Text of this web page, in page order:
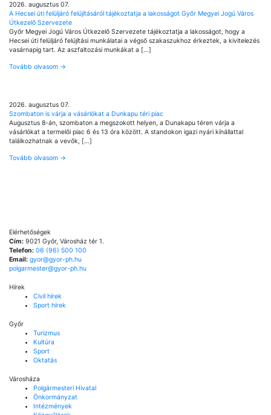
2026. augusztus 07.
A Hecsei úti felüljáró felújításáról tájékoztatja a lakosságot Győr Megyei Jogú Város
Útkezelő Szervezete
Győr Megyei Jogú Város Útkezelő Szervezete tájékoztatja a lakosságot, hogy a
Hecsei úti felüljáró felújítási munkálatai a végső szakaszukhoz érkeztek, a kivitelezés
vasárnapig tart. Az aszfaltozási munkákat a […]
Tovább olvasom →
2026. augusztus 07.
Szombaton is várja a vásárlókat a Dunkapu téri piac
Augusztus 8-án, szombaton a megszokott helyen, a Dunakapu téren várja a
vásárlókat a termelői piac 6 és 13 óra között. A standokon igazi nyári kínállattal
találkozhatnak a vevők, […]
Tovább olvasom →
Elérhetőségek
Cím: 9021 Győr, Városház tér 1.
Telefon: 06 (96) 500 100
Email: gyor@gyor-ph.hu
polgarmester@gyor-ph.hu
Hírek
Civil hírek
Sport hírek
Győr
Turizmus
Kultúra
Sport
Oktatás
Városháza
Polgármesteri Hivatal
Önkormányzat
Intézmények